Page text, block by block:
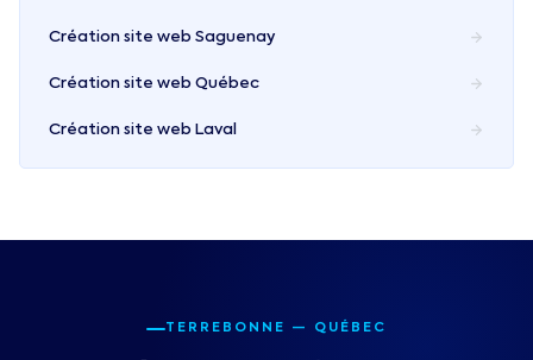
Création site web Saguenay
Création site web Québec
Création site web Laval
TERREBONNE — QUÉBEC